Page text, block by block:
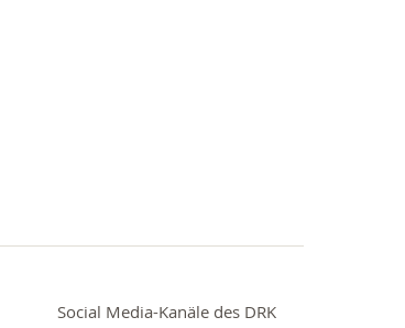
Social Media-Kanäle des DRK